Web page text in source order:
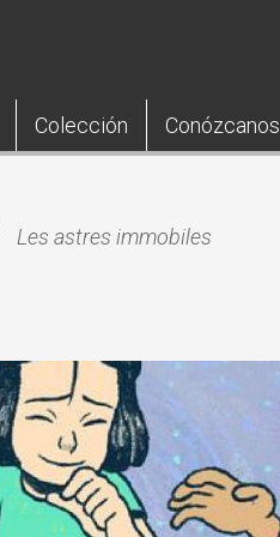
Colección Conózcanos
Les astres immobiles